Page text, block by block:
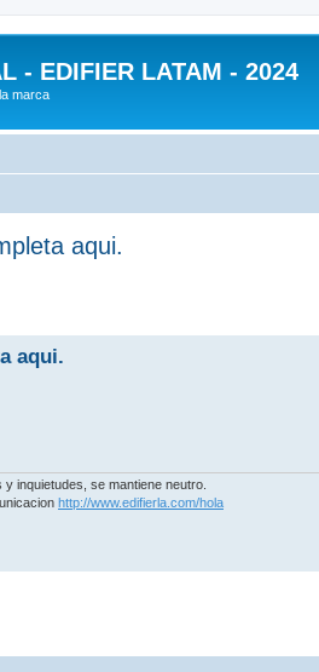
- EDIFIER LATAM - 2024
marca
aqui.
aqui.
inquietudes, se mantiene neutro.
http://www.edifierla.com/hola